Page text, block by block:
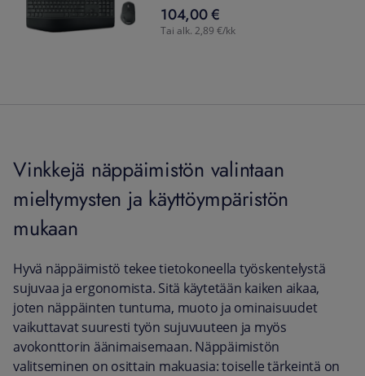
104,00 €
104,00€
Tai alk. 2,89 €/kk
Vinkkejä näppäimistön valintaan
mieltymysten ja käyttöympäristön
mukaan
​​Hyvä näppäimistö tekee tietokoneella työskentelystä
sujuvaa ja ergonomista. Sitä käytetään kaiken aikaa,
joten näppäinten tuntuma, muoto ja ominaisuudet
vaikuttavat suuresti työn sujuvuuteen ja myös
avokonttorin äänimaisemaan. Näppäimistön
valitseminen on osittain makuasia: toiselle tärkeintä on